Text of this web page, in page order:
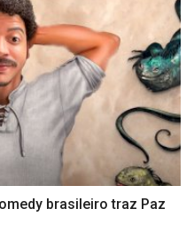
brasileiro traz Paz